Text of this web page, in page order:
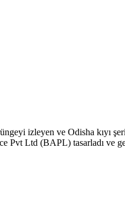
izleyen ve Odisha kıyı
Pvt Ltd (BAPL) tasarladı ve